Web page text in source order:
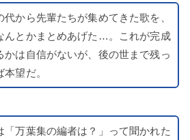
代から先輩たちが集めてきた歌を、
んとかまとめあげた…。これが完成
かは自信がないが、後の世まで残っ
望だ。
「万葉集の編者は？」って聞かれた